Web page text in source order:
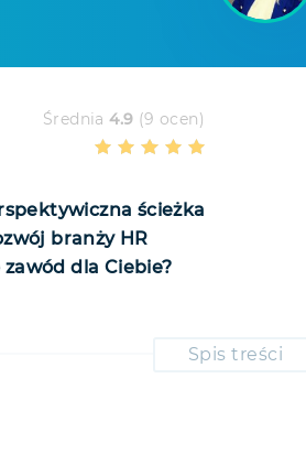
Średnia4.9 (9 ocen)
ścieżka
branży HR
dla Ciebie?
Spis treści